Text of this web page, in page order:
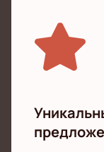
просмотром